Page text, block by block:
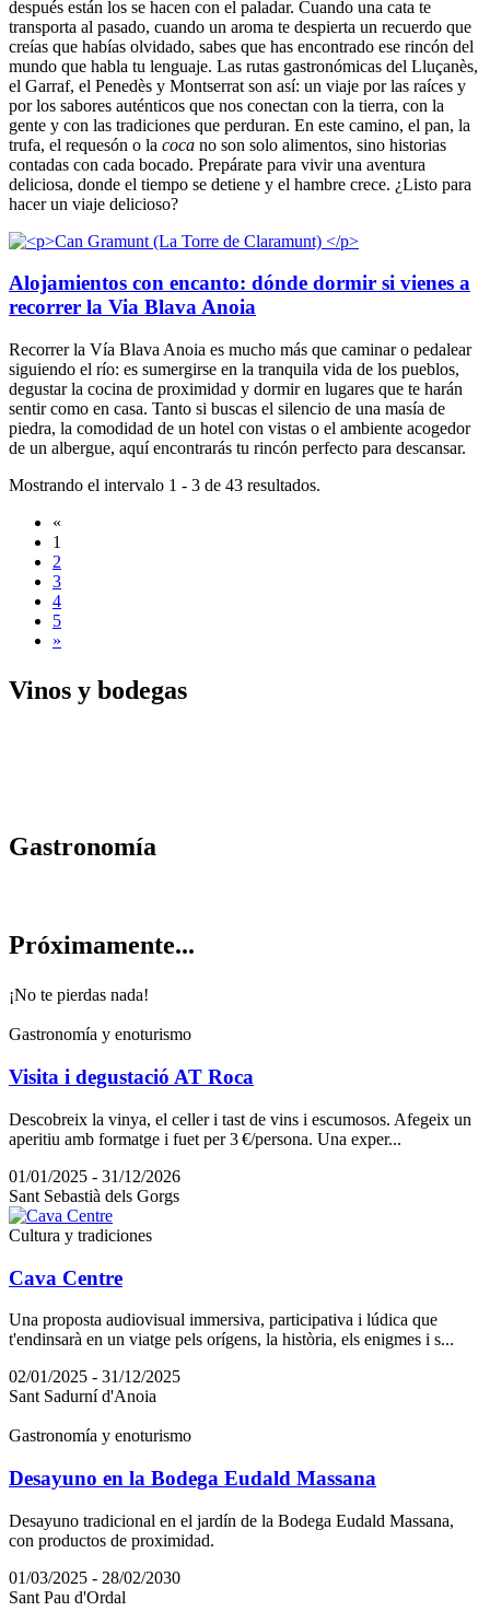
después están los se hacen con el paladar. Cuando una cata te
transporta al pasado, cuando un aroma te despierta un recuerdo que
creías que habías olvidado, sabes que has encontrado ese rincón del
mundo que habla tu lenguaje. Las rutas gastronómicas del Lluçanès,
el Garraf, el Penedès y Montserrat son así: un viaje por las raíces y
por los sabores auténticos que nos conectan con la tierra, con la
gente y con las tradiciones que perduran. En este camino, el pan, la
trufa, el requesón o la coca no son solo alimentos, sino historias
contadas con cada bocado. Prepárate para vivir una aventura
deliciosa, donde el tiempo se detiene y el hambre crece. ¿Listo para
hacer un viaje delicioso?
Alojamientos con encanto: dónde dormir si vienes a
recorrer la Via Blava Anoia
Recorrer la Vía Blava Anoia es mucho más que caminar o pedalear
siguiendo el río: es sumergirse en la tranquila vida de los pueblos,
degustar la cocina de proximidad y dormir en lugares que te harán
sentir como en casa. Tanto si buscas el silencio de una masía de
piedra, la comodidad de un hotel con vistas o el ambiente acogedor
de un albergue, aquí encontrarás tu rincón perfecto para descansar.
Mostrando el intervalo 1 - 3 de 43 resultados.
«
1
2
3
4
5
»
Vinos y bodegas
Gastronomía
Próximamente...
¡No te pierdas nada!
Gastronomía y enoturismo
Visita i degustació AT Roca
Descobreix la vinya, el celler i tast de vins i escumosos. Afegeix un
aperitiu amb formatge i fuet per 3 €/persona. Una exper...
01/01/2025 - 31/12/2026
Sant Sebastià dels Gorgs
Cultura y tradiciones
Cava Centre
Una proposta audiovisual immersiva, participativa i lúdica que
t'endinsarà en un viatge pels orígens, la història, els enigmes i s...
02/01/2025 - 31/12/2025
Sant Sadurní d'Anoia
Gastronomía y enoturismo
Desayuno en la Bodega Eudald Massana
Desayuno tradicional en el jardín de la Bodega Eudald Massana,
con productos de proximidad.
01/03/2025 - 28/02/2030
Sant Pau d'Ordal